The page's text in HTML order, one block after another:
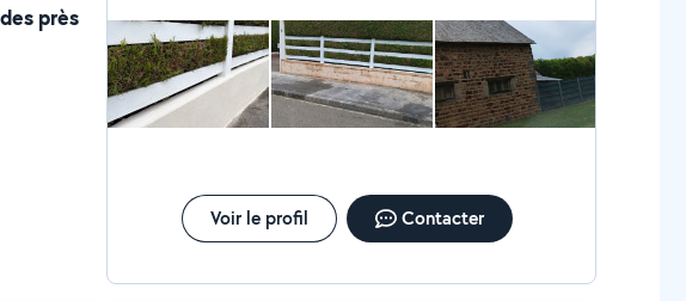
près
gratuit.CORDIALEMENT ÉMERAUDE RÉNOVATION.
ASSURANCE DÉCENNALE MAÇONNERIE ET
COUVERTURE
Voir le profil Contacter